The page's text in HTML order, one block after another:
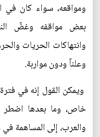
ومواقعه، سواء كان في
بعض مواقفه وغضّ
وانتهاكات الحريات
وعلناً ودون مواربة.
ويمكن القول إنه في
خاص، وما بعدها اضطر
والعرب، إلى المساهمة